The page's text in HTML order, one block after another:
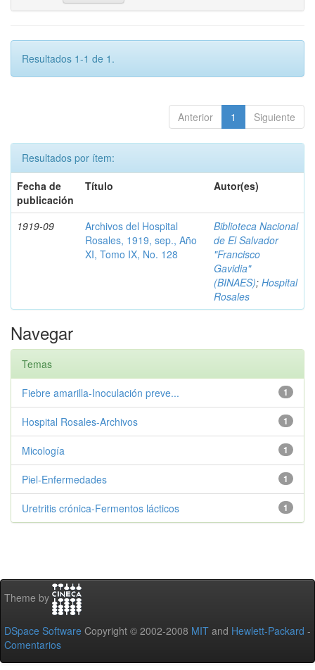
Resultados 1-1 de 1.
Anterior 1 Siguiente
Resultados por ítem:
Fecha de
publicación
Título Autor(es)
1919-09
Archivos del Hospital
Rosales, 1919, sep., Año
XI, Tomo IX, No. 128
Biblioteca Nacional
de El Salvador
"Francisco
Gavidia"
(BINAES); Hospital
Rosales
Navegar
Temas
1
Fiebre amarilla-Inoculación preve...
1
Hospital Rosales-Archivos
1
Micología
1
Piel-Enfermedades
1
Uretritis crónica-Fermentos lácticos
Theme by
DSpace Software Copyright © 2002-2008 MIT and Hewlett-Packard -
Comentarios